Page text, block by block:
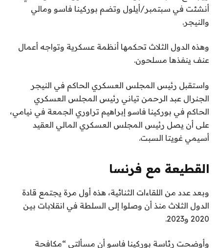
أنشئت في سبتمبر/أيلول وتضم بوركينا فاسو ومالي
والنيجر.
وهذه الدول الثلاث تحكمها أنظمة عسكرية وتواجه أعمال
عنف ينفذها مسلحون.
واستقبل رئيس المجلس العسكري الحاكم في النيجر
الجنرال عبد الرحمن تياني رئيس المجلس العسكري
الحاكم في بوركينا فاسو إبراهيم تراوري الجمعة في نيامي،
على أن يصل رئيس المجلس العسكري المالي العقيد
أسيمي غويتا السبت.
القطيعة مع فرنسا
وبعد عدد من اللقاءات الثنائية، هذه أول مرة يجتمع قادة
الدول الثلاث منذ أن وصلوا إلى السلطة في انقلابات بين
2020 و2023.
وأوضحت رئاسة بوركينا فاسو أن مسألتي “مكافحة